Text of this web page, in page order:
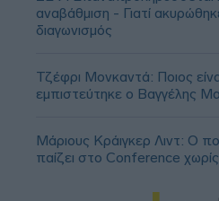
αναβάθμιση - Γιατί
διαγωνισμός
Τζέφρι Μονκαντά: Ποιος
εμπιστεύτηκε ο Βαγγέλης
Μάριους Κράιγκερ Λιντ: Ο
παίζει στο Conference χωρίς